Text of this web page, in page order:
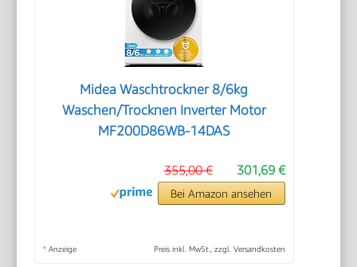
Midea Waschtrockner 8/6kg
Waschen/Trocknen Inverter Motor
MF200D86WB-14DAS
301,69 €
355,00 €
Bei Amazon ansehen
* Anzeige Preis inkl. MwSt., zzgl. Versandkosten